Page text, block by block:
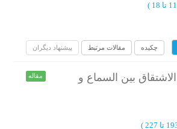
)
چکیده مقالات مرتبط پیشنهاد دیگران
بین السماع و
مقاله
)